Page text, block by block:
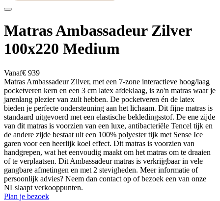
Matras Ambassadeur Zilver
100x220 Medium
Vanaf€ 939
Matras Ambassadeur Zilver, met een 7-zone interactieve hoog/laag
pocketveren kern en een 3 cm latex afdeklaag, is zo'n matras waar je
jarenlang plezier van zult hebben. De pocketveren én de latex
bieden je perfecte ondersteuning aan het lichaam. Dit fijne matras is
standaard uitgevoerd met een elastische bekledingsstof. De ene zijde
van dit matras is voorzien van een luxe, antibacteriële Tencel tijk en
de andere zijde bestaat uit een 100% polyester tijk met Sense Ice
garen voor een heerlijk koel effect. Dit matras is voorzien van
handgrepen, wat het eenvoudig maakt om het matras om te draaien
of te verplaatsen. Dit Ambassadeur matras is verkrijgbaar in vele
gangbare afmetingen en met 2 stevigheden. Meer informatie of
persoonlijk advies? Neem dan contact op of bezoek een van onze
NLslaapt verkooppunten.
Plan je bezoek